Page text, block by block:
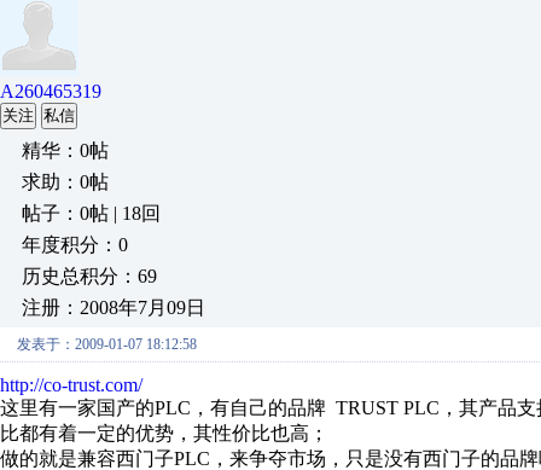
A260465319
关注 私信
精华：0帖
求助：0帖
帖子：0帖 | 18回
年度积分：0
历史总积分：69
注册：2008年7月09日
发表于：2009-01-07 18:12:58
http://co-trust.com/
这里有一家国产的PLC，有自己的品牌 TRUST PLC，其产品
比都有着一定的优势，其性价比也高；
做的就是兼容西门子PLC，来争夺市场，只是没有西门子的品牌